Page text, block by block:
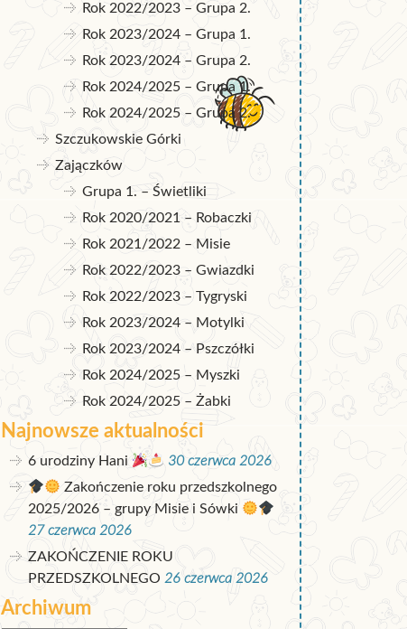
Rok 2022/2023 – Grupa 2.
Rok 2023/2024 – Grupa 1.
Rok 2023/2024 – Grupa 2.
Rok 2024/2025 – Grupa 1.
Rok 2024/2025 – Grupa 2.
Szczukowskie Górki
Zajączków
Grupa 1. – Świetliki
Rok 2020/2021 – Robaczki
Rok 2021/2022 – Misie
Rok 2022/2023 – Gwiazdki
Rok 2022/2023 – Tygryski
Rok 2023/2024 – Motylki
Rok 2023/2024 – Pszczółki
Rok 2024/2025 – Myszki
Rok 2024/2025 – Żabki
Najnowsze aktualności
6 urodziny Hani
30 czerwca 2026
Zakończenie roku przedszkolnego
2025/2026 – grupy Misie i Sówki
27 czerwca 2026
ZAKOŃCZENIE ROKU
PRZEDSZKOLNEGO 26 czerwca 2026
Archiwum